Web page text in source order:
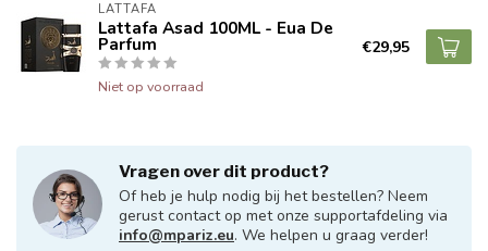
LATTAFA
Lattafa Asad 100ML - Eua De
Parfum
Niet op voorraad
€29,95
Vragen over dit product?
Of heb je hulp nodig bij het bestellen? Neem
gerust contact op met onze supportafdeling via
info@mpariz.eu. We helpen u graag verder!